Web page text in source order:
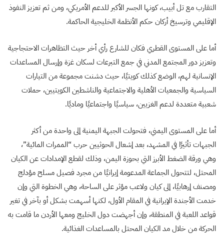
التقارب مع تل أبيب، كونها الجسر الأكبر للدعم الأمريكي، ومن ثم تعزيز النفوذ
الإقليمي وترسيخ أركان حكم الأنظمة الخليجية الحاكمة.
أما على المستوى القطري فكان للشارع رأي أخر حيث التظاهرات الاحتجاجية
وتعزيز دور المجتمع المدني في جمع التبرعات لسكان غزة وإرسال المساعدات
الإنسانية لهم، الوضع كذلك كويتيًا، حيث دشنت مجموعة من التيارات
السياسية والجمعيات الأهلية والاجتماعية والناشطين الكويتيين، حملات
شعبية متعددة لدعم الغزيين، سياسيًا واجتماعيًا وماديًا.
أما على المستوى اليمني، فتحولت الجبهة اليمنية إلى واحدة من أكثر
الجبهات تأثيرًا في المشهد، بعد إشعال الحوثيين حرب “الممرات المائية”،
وهي ورقة الضغط الأبرز التي بحوزة اليمن، وذلك لقطع الإمدادات عن الكيان
المحتل، لتتحول الجماعة المدعومة إيرانيًا من مجرد فصيل مسلح مؤدلج
ومصنف إرهابيًا، إلى كيان ولاعب مؤثر على الساحة، وهي الخطوة التي وإن
خدمت الأجندة الإيرانية في المقام الأول، لكنها أسهمت بشكل أو بآخر في تغير
قواعد اللعبة في المنطقة، وإن أجهضت دول الخليج ومعها الأردن ما قامت به
الحركة من خلال مد الكيان المحتل بالمساعدات الغذائية.